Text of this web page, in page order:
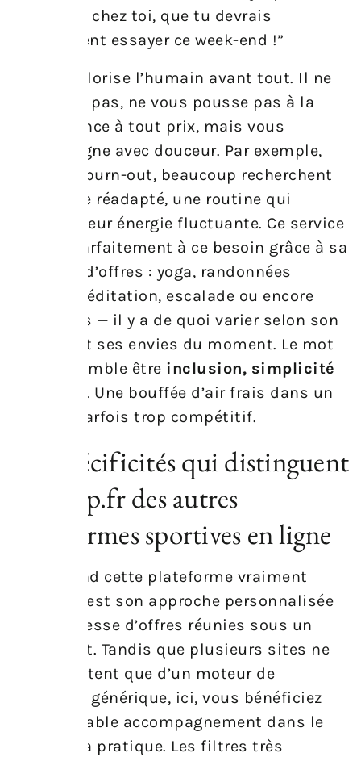
proche de chez toi, que tu devrais
absolument essayer ce week-end !”
Ce site valorise l’humain avant tout. Il ne
vous juge pas, ne vous pousse pas à la
performance à tout prix, mais vous
accompagne avec douceur. Par exemple,
après un burn-out, beaucoup recherchent
un rythme réadapté, une routine qui
respecte leur énergie fluctuante. Ce service
répond parfaitement à ce besoin grâce à sa
diversité d’offres : yoga, randonnées
nature, méditation, escalade ou encore
massages — il y a de quoi varier selon son
humeur et ses envies du moment. Le mot
d’ordre semble être inclusion, simplicité
. Une bouffée d’air frais dans un
univers parfois trop compétitif.
Les spécificités qui distinguent
sportrip.fr des autres
plateformes sportives en ligne
Ce qui rend cette plateforme vraiment
unique, c’est son approche personnalisée
et sa richesse d’offres réunies sous un
même toit. Tandis que plusieurs sites ne
se contentent que d’un moteur de
recherche générique, ici, vous bénéficiez
d’un véritable accompagnement dans le
choix et la pratique. Les filtres très